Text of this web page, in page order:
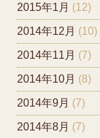
2015年1月 (12)
2014年12月 (10)
2014年11月 (7)
2014年10月 (8)
2014年9月 (7)
2014年8月 (7)